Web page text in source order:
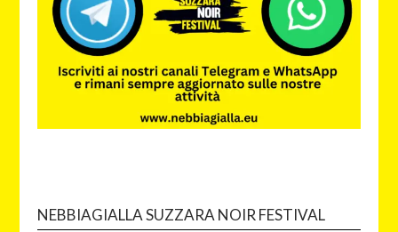
NEBBIAGIALLA SUZZARA NOIR FESTIVAL